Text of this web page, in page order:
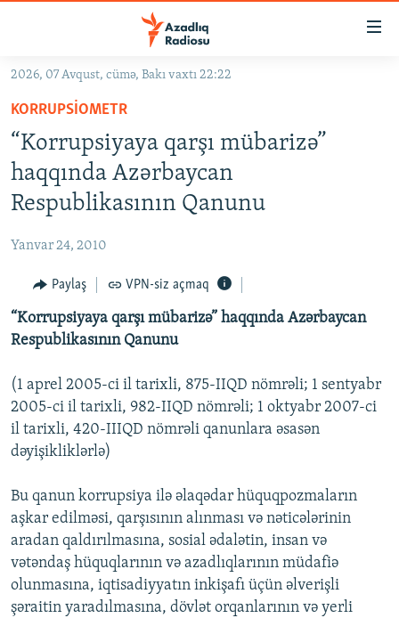
Əsas
qayıt
Əsas
naviqasiyaya
qayıt
Axtarışa
GÜNDƏM
#İZAHLA
KORRUPSIOMETR
#ƏSLINDƏ
QANUNI DOĞRU
ARAŞDIRMA
MULTIMEDIA
VIDEO
FOTOQALEREYA
İNFOQRAFIKA
KARIKATURA
RADIO ARXIV
OXU ZALI
AZƏRBAYCAN ƏDƏBIYYATI KITABXANASI
İSLAM VƏ DEMOKRATIYA
HAQQIMIZDA
MISSIYAMIZ
PEŞƏ ETIKASI VƏ JURNALISTIKA STANDARTLARIMIZ
AZADLIQRADIOSU MOBIL TELEFONUNUZDA
BIZIMLƏ ƏLAQƏ
XƏBƏR BÜLLETENLƏRIMIZ
BIZI IZLƏ
RFE/RL-in bütün saytları
2026, 07 Avqust, cümə, Bakı vaxtı 22:22
KORRUPSIOMETR
“Korrupsiyaya qarşı mübarizə”
haqqında Azərbaycan
Respublikasının Qanunu
Yanvar 24, 2010
Paylaş VPN-siz açmaq
“Korrupsiyaya qarşı mübarizə” haqqında Azərbaycan
Respublikasının Qanunu
(1 aprel 2005-ci il tarixli, 875-IIQD nömrəli; 1 sentyabr
2005-ci il tarixli, 982-IIQD nömrəli; 1 oktyabr 2007-ci
il tarixli, 420-IIIQD nömrəli qanunlara əsasən
dəyişikliklərlə)
Bu qanun korrupsiya ilə əlaqədar hüquqpozmaların
aşkar edilməsi, qarşısının alınması və nəticələrinin
aradan qaldırılmasına, sosial ədalətin, insan və
vətəndaş hüquqlarının və azadlıqlarının müdafiə
olunmasına, iqtisadiyyatın inkişafı üçün əlverişli
şəraitin yaradılmasına, dövlət orqanlarının və yerli